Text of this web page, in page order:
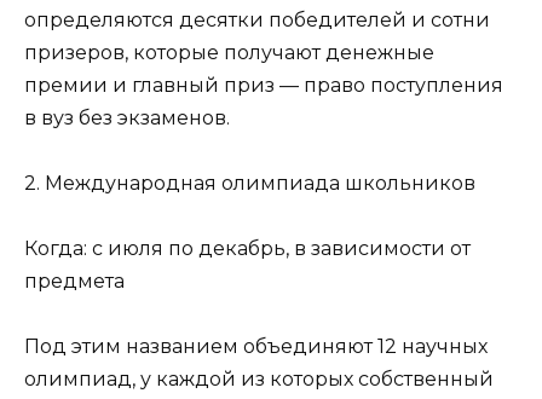
определяются десятки победителей и сотни
призеров, которые получают денежные
премии и главный приз — право поступления
в вуз без экзаменов.
2. Международная олимпиада школьников
Когда: с июля по декабрь, в зависимости от
предмета
Под этим названием объединяют 12 научных
олимпиад, у каждой из которых собственный